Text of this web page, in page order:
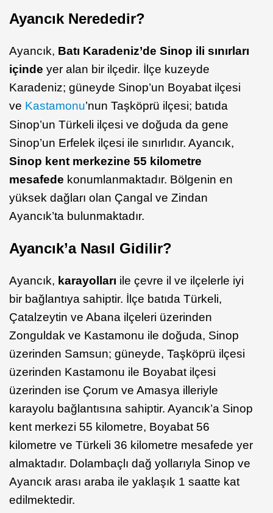
Ayancık Nerededir?
Ayancık, Batı Karadeniz’de Sinop ili sınırları
içinde yer alan bir ilçedir. İlçe kuzeyde
Karadeniz; güneyde Sinop’un Boyabat ilçesi
ve Kastamonu’nun Taşköprü ilçesi; batıda
Sinop’un Türkeli ilçesi ve doğuda da gene
Sinop’un Erfelek ilçesi ile sınırlıdır. Ayancık,
Sinop kent merkezine 55 kilometre
mesafede konumlanmaktadır. Bölgenin en
yüksek dağları olan Çangal ve Zindan
Ayancık’ta bulunmaktadır.
Ayancık’a Nasıl Gidilir?
Ayancık, karayolları ile çevre il ve ilçelerle iyi
bir bağlantıya sahiptir. İlçe batıda Türkeli,
Çatalzeytin ve Abana ilçeleri üzerinden
Zonguldak ve Kastamonu ile doğuda, Sinop
üzerinden Samsun; güneyde, Taşköprü ilçesi
üzerinden Kastamonu ile Boyabat ilçesi
üzerinden ise Çorum ve Amasya illeriyle
karayolu bağlantısına sahiptir. Ayancık’a Sinop
kent merkezi 55 kilometre, Boyabat 56
kilometre ve Türkeli 36 kilometre mesafede yer
almaktadır. Dolambaçlı dağ yollarıyla Sinop ve
Ayancık arası araba ile yaklaşık 1 saatte kat
edilmektedir.